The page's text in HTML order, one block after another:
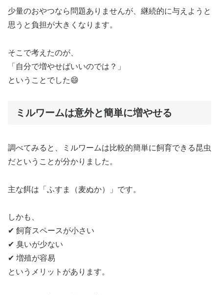
少量のおやつなら問題ありませんが、継続的に与えようと
思うと負担が大きくなります。
そこで考えたのが、
「自分で増やせばいいのでは？」
ということでした😄
ミルワームは意外と簡単に増やせる
調べてみると、ミルワームは比較的簡単に飼育できる昆虫
だということが分かりました。
主な餌は「ふすま（麦ぬか）」です。
しかも、
✔ 飼育スペースが小さい
✔ 臭いが少ない
✔ 増殖が容易
というメリットがあります。